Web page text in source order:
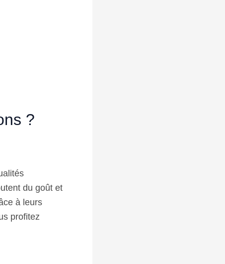
?
du goût et
à leurs
profitez